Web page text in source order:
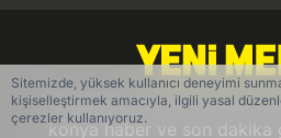
Konya'nın en köklü haber
konya haber ve son dakika
Sitemizde, yüksek kullanıcı deneyimi
kişiselleştirmek amacıyla, ilgili yasal
çerezler kullanıyoruz.